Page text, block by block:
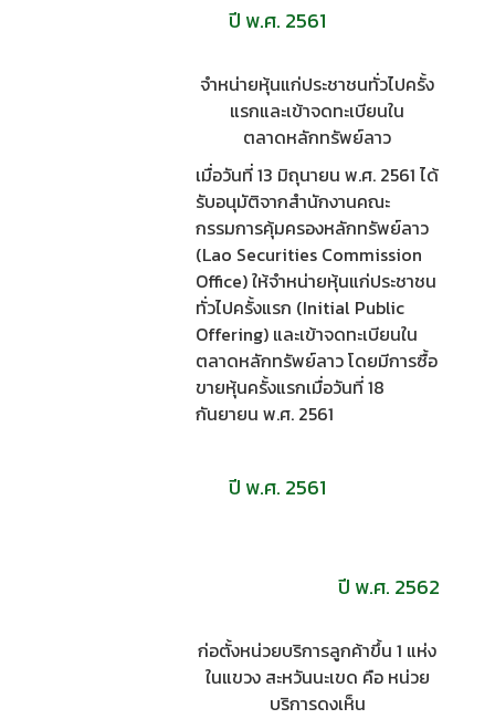
ปี พ.ศ. 2561
จำหน่ายหุ้นแก่ประชาชนทั่วไปครั้ง
แรกและเข้าจดทะเบียนใน
ตลาดหลักทรัพย์ลาว
เมื่อวันที่ 13 มิถุนายน พ.ศ. 2561 ได้
รับอนุมัติจากสำนักงานคณะ
กรรมการคุ้มครองหลักทรัพย์ลาว
(Lao Securities Commission
Office) ให้จำหน่ายหุ้นแก่ประชาชน
ทั่วไปครั้งแรก (Initial Public
Offering) และเข้าจดทะเบียนใน
ตลาดหลักทรัพย์ลาว โดยมีการซื้อ
ขายหุ้นครั้งแรกเมื่อวันที่ 18
กันยายน พ.ศ. 2561
ปี พ.ศ. 2561
ปี พ.ศ. 2562
ก่อตั้งหน่วยบริการลูกค้าขึ้น 1 แห่ง
ในแขวง สะหวันนะเขด คือ หน่วย
บริการดงเห็น